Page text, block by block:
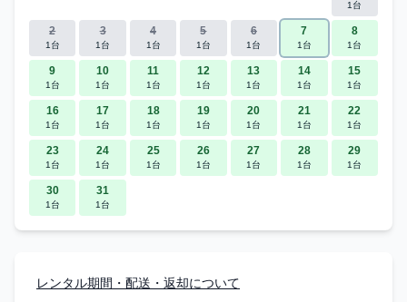
1台
2
1台
3
1台
4
1台
5
1台
6
1台
7
1台
8
1台
9
1台
10
1台
11
1台
12
1台
13
1台
14
1台
15
1台
16
1台
17
1台
18
1台
19
1台
20
1台
21
1台
22
1台
23
1台
24
1台
25
1台
26
1台
27
1台
28
1台
29
1台
30
1台
31
1台
レンタル期間・配送・返却について